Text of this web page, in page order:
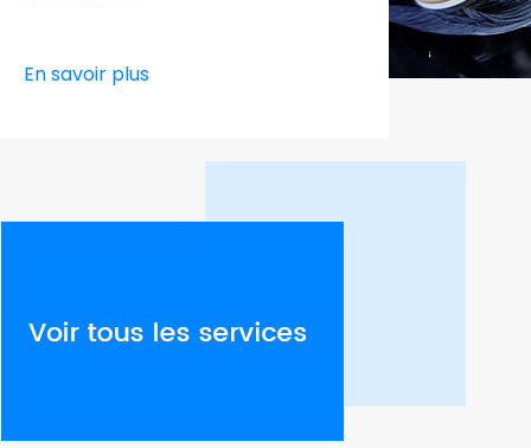
En savoir plus